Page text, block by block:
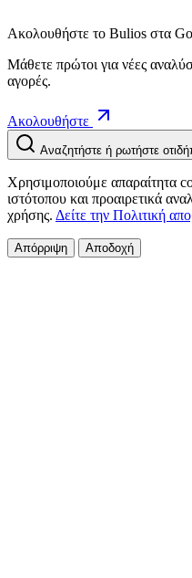
Ακολουθήστε το Bulios στα
Μάθετε πρώτοι για νέες
αγορές.
Ακολουθήστε
Αναζητήστε ή ρωτήστε
Χρησιμοποιούμε απαραίτητα
ιστότοπου και προαιρετικά
χρήσης. Δείτε την Πολιτική
Απόρριψη Αποδοχή